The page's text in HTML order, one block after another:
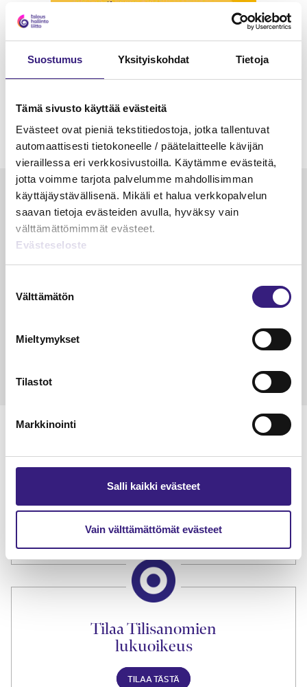
Suostumus Yksityiskohdat Tietoja
Tämä sivusto käyttää evästeitä
Evästeet ovat pieniä tekstitiedostoja, jotka tallentuvat
automaattisesti tietokoneelle / päätelaitteelle kävijän
vieraillessa eri verkkosivustoilla. Käytämme evästeitä,
jotta voimme tarjota palvelumme mahdollisimman
käyttäjäystävällisenä. Mikäli et halua verkkopalvelun
saavan tietoja evästeiden avulla, hyväksy vain
välttämättömimmät evästeet.
Evästeseloste
valinta
Välttämätön
Mieltymykset
Tilastot
Markkinointi
Salli kaikki evästeet
Vain välttämättömät evästeet
Luetuimmat
VEROTUS
Kulu­veloitukset arvon­lisä­
verotuksessa – omien kulujen
veloitus ja läpi­laskutus
14.5.2021
Lue Tilisanomien
TILAA TÄSTÄ
Tilaa Tilisanomien
lukuoikeus
TILAA TÄSTÄ